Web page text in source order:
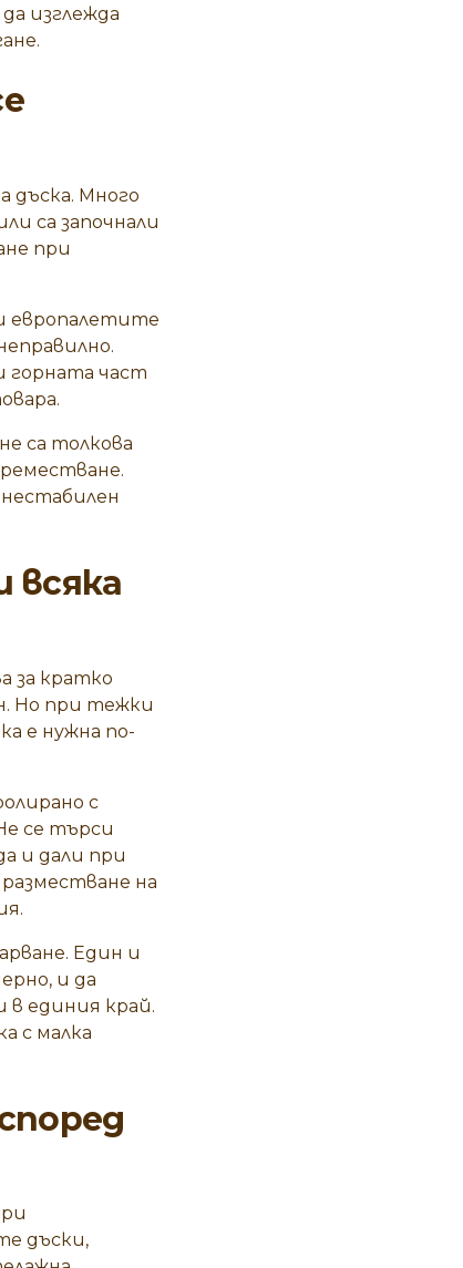
изглежда
дъска. Много
са започнали
при
европалетите
горната част
са толкова
всяка
за кратко
Но при тежки
е нужна по-
с
се търси
и дали при
на
Един и
и да
в единия край.
с малка
дъски,